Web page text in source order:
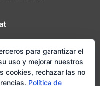
Comercials
a 19:30h
para garantizar el
uso y mejorar nuestros
cookies, rechazar las no
Política de